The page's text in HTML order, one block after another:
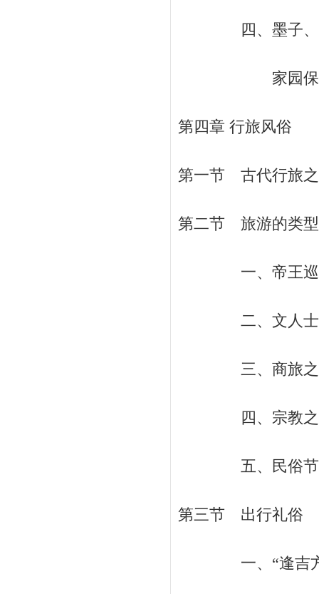
四、墨子、庄
家园保护
第四章 行旅风俗
第一节 古代行旅
第二节 旅游的类
一、帝王巡
二、文人士
三、商旅之
四、宗教之
五、民俗节
第三节 出行礼
一、“逢吉方行